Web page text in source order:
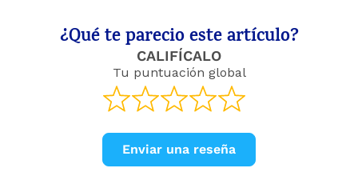
¿Qué te parecio este artículo?
CALIFÍCALO
Tu puntuación global
Enviar una reseña